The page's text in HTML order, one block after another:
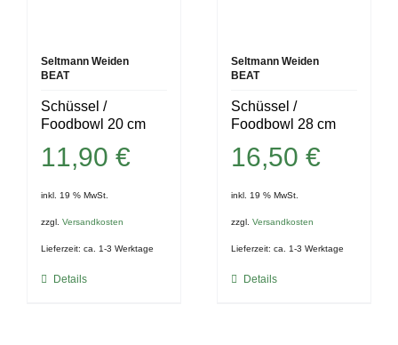
Seltmann Weiden
BEAT
Schüssel /
Foodbowl 20 cm
11,90 €
inkl. 19 % MwSt.
zzgl. Versandkosten
Lieferzeit: ca. 1-3 Werktage
Details
Seltmann Weiden
BEAT
Schüssel /
Foodbowl 28 cm
16,50€
inkl. 19 % MwSt.
zzgl.Versandkosten
Lieferzeit:ca. 1-3 Werktage
Details